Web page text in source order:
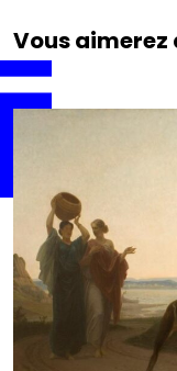
Vous aimerez